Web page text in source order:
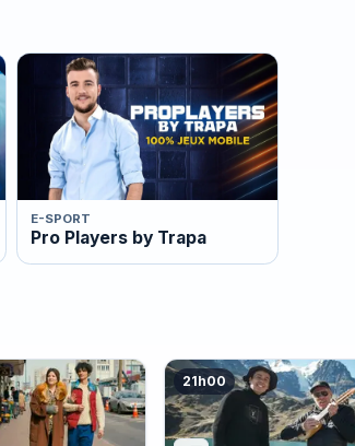
E-SPORT
Pro Players by Trapa
21h00